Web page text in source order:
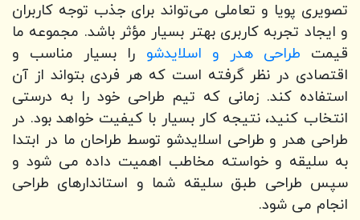
تصویری پویا و تعاملی می‌تواند برای جذب توجه کاربران
و ایجاد تجربه کاربری بهتر بسیار مؤثر باشد. مجموعه ما
قیمت طراحی هدر و اسلایدشو را بسیار مناسب و
اقتصادی در نظر گرفته است که هر فردی بتواند از آن
استفاده کند. زمانی که تیم طراحی خود را به درستی
انتخاب کنید، نتیجه کار بسیار با کیفیت خواهد بود. در
طراحی هدر و طراحی اسلایدشو توسط طراحان ما در ابتدا
به سلیقه و خواسته مخاطب اهمیت داده می شود و
سپس طراحی طبق سلیقه شما و استاندارهای طراحی
انجام می شود.